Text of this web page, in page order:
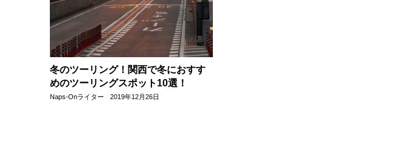
冬のツーリング！関西で冬におすす
めのツーリングスポット10選！
Naps-Onライター 2019年12月26日